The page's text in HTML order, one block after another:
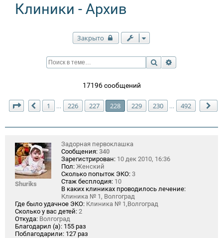
Клиники - Архив
Закрыто
Поиск
17196 сообщений
Страница 228 из492
Пред.
1 … 226 227 228 229 230 … 492
Shuriks
Задорная первоклашка
Сообщения: 340
Зарегистрирован: 10 дек 2010, 16:36
Пол: Женский
Сколько попыток ЭКО: 3
Стаж бесплодия: 10
В каких клиниках проводилось лечение:
Клиника № 1, Волгоград
Где было удачное ЭКО: Клиника № 1,Волгоград
Сколько у вас детей: 2
Откуда: Волгоград
Благодарил (а): 155 раз
Поблагодарили: 127 раз